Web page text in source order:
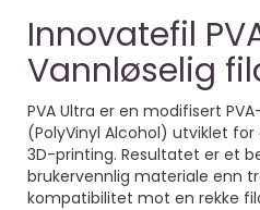
Innovatefil
Vannløselig
PVA Ultra er en modifisert
(PolyVinyl Alcohol) utviklet
3D-printing. Resultatet er et
brukervennlig materiale enn
kompatibilitet mot en rekke